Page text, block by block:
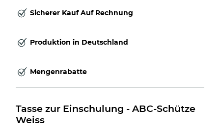
Sicherer Kauf Auf Rechnung
Produktion in Deutschland
Mengenrabatte
Tasse zur Einschulung - ABC-Schütze
Weiss